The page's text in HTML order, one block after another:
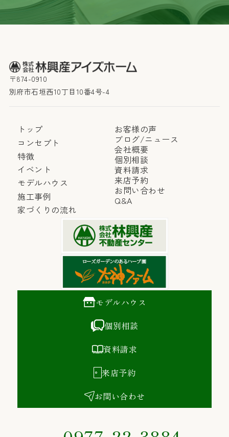
〒874-0910
別府市石垣西10丁目10番4号-4
トップ
コンセプト
特徴
イベント
モデルハウス
施工事例
家づくりの流れ
お客様の声
ブログ/ニュース
会社概要
個別相談
資料請求
来店予約
お問い合わせ
Q&A
モデルハウス
個別相談
資料請求
来店予約
お問い合わせ